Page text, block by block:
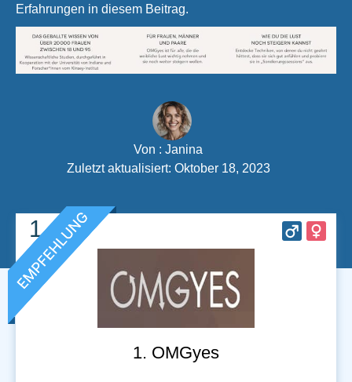
Erfahrungen in diesem Beitrag.
Von : Janina
Zuletzt aktualisiert: Oktober 18, 2023
1
1. OMGyes